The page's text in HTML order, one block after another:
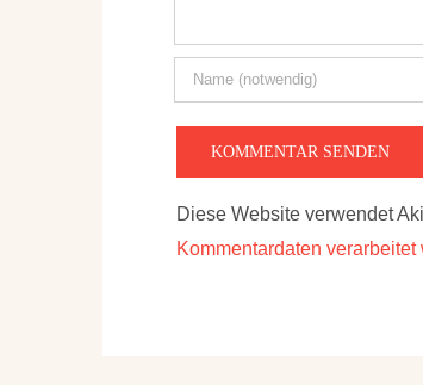
Diese Website verwendet
Kommentardaten verarbeitet